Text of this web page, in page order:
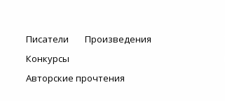
Писатели
Произведения
Конкурсы
Авторские прочтения